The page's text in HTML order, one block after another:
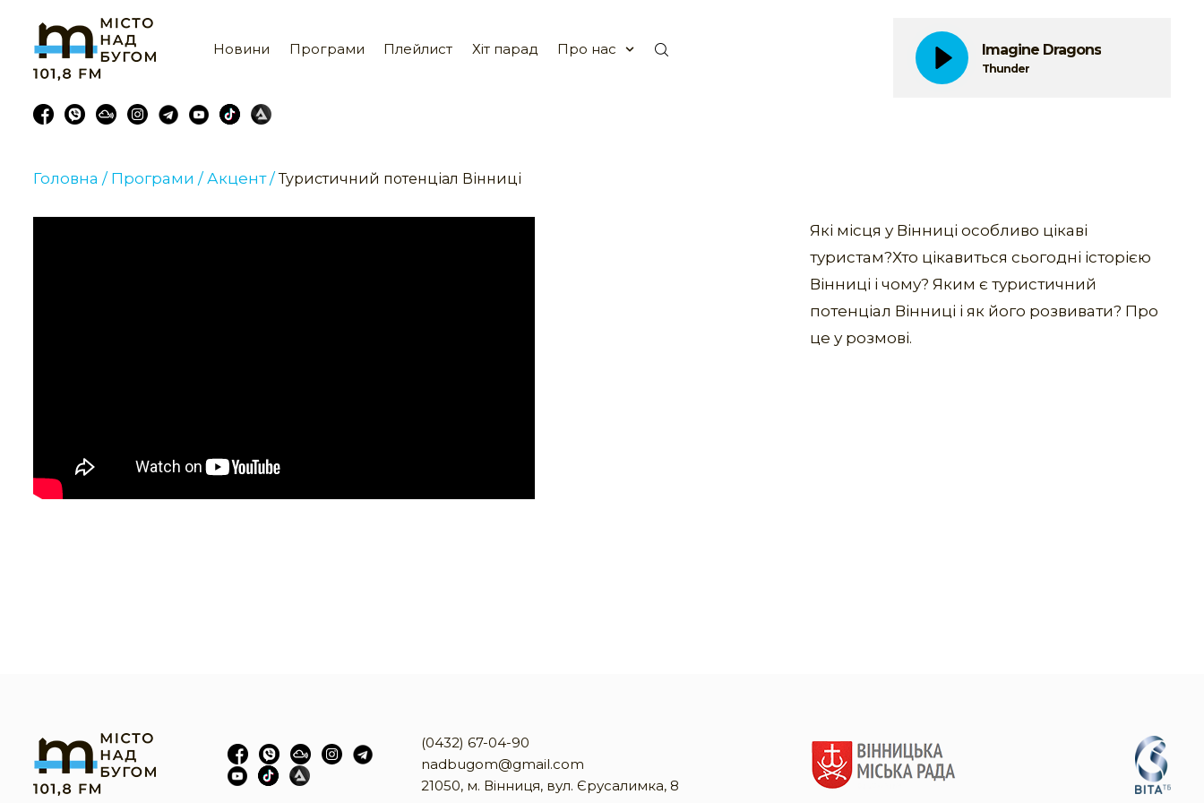
Новини Програми Плейлист Хіт парад Про нас Imagine Dragons
Thunder
Головна / Програми / Акцент / Туристичний потенціал Вінниці
Які місця у Вінниці особливо цікаві
туристам?Хто цікавиться сьогодні історією
Вінниці і чому? Яким є туристичний
потенціал Вінниці і як його розвивати? Про
це у розмові.
(0432) 67-04-90
nadbugom@gmail.com
21050, м. Вінниця, вул. Єрусалимка, 8